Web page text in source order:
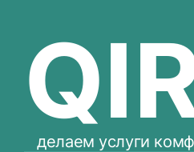
делаем услуги